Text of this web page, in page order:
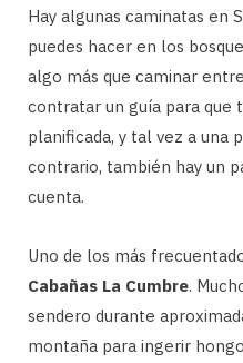
Hay algunas caminatas en
puedes hacer en los
algo más que caminar
contratar un guía para que
planificada, y tal vez a una
contrario, también hay un
cuenta.
Uno de los más
Cabañas La Cumbre.
sendero durante
montaña para ingerir